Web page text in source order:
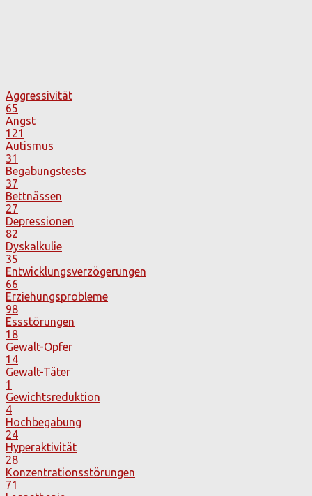
Aggressivität
65
Angst
121
Autismus
31
Begabungstests
37
Bettnässen
27
Depressionen
82
Dyskalkulie
35
Entwicklungsverzögerungen
66
Erziehungsprobleme
98
Essstörungen
18
Gewalt-Opfer
14
Gewalt-Täter
1
Gewichtsreduktion
4
Hochbegabung
24
Hyperaktivität
28
Konzentrationsstörungen
71